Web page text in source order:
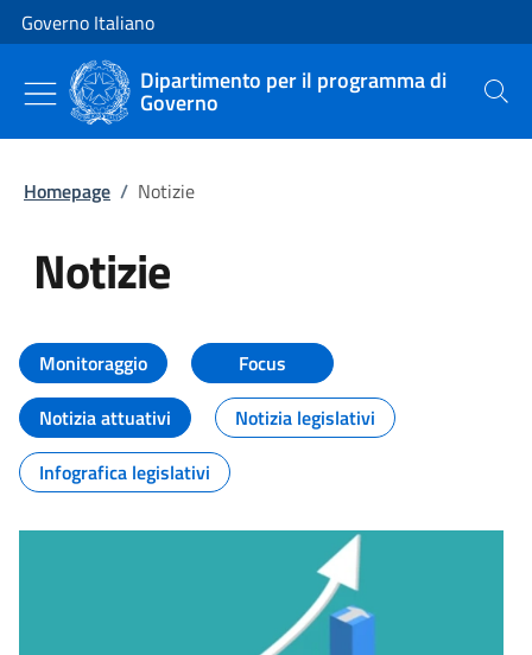
Vai al contenuto
Vai alla navigazione del sito
Governo Italiano
Dipartimento per il programma di
Governo Cerca
Homepage / Notizie
Notizie
Tutti i contenuti della pagina
Monitoraggio
Focus
Notizia attuativi
Notizia legislativi
Infografica legislativi